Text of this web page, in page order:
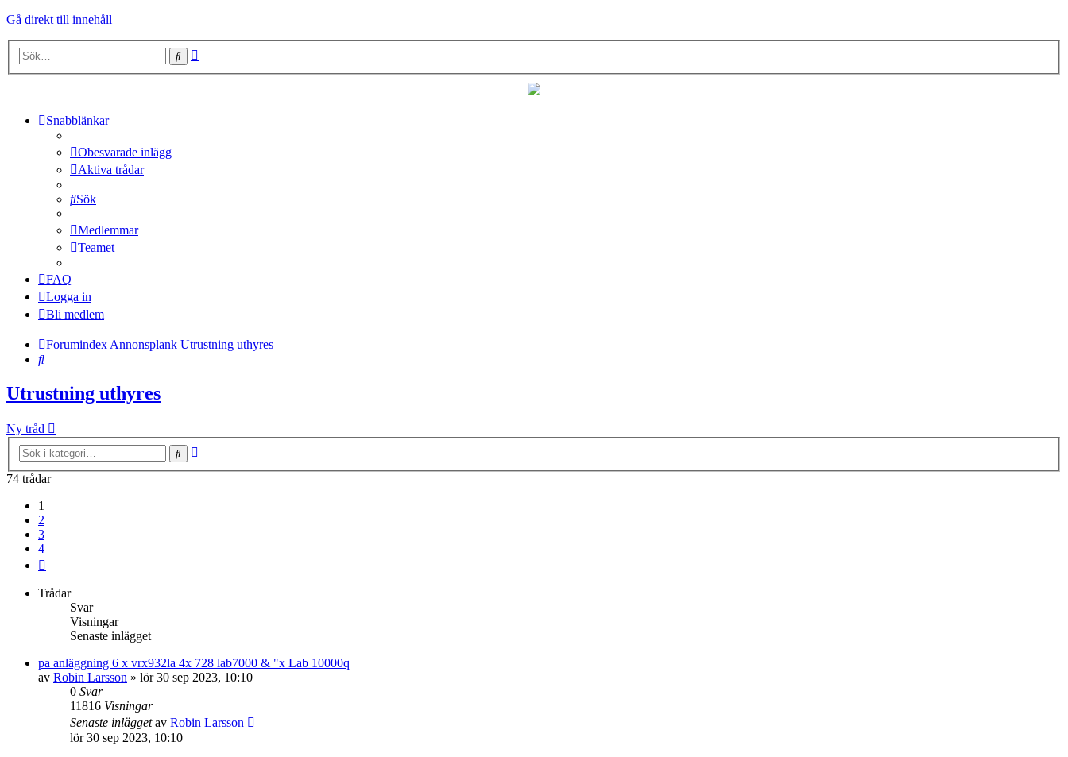
Gå direkt till innehåll
Sök
Snabblänkar
Obesvarade inlägg
Aktiva trådar
Sök
Medlemmar
Teamet
FAQ
Logga in
Bli medlem
Forumindex Annonsplank Utrustning uthyres
Sök
Utrustning uthyres
Ny tråd
Sök
74 trådar
1
2
3
4
Trådar
Svar
Visningar
Senaste inlägget
pa anläggning 6 x vrx932la 4x 728 lab7000 & "x Lab 10000q
av Robin Larsson » lör 30 sep 2023, 10:10
0 Svar
11816 Visningar
Senaste inläggetav Robin Larsson
lör 30 sep 2023, 10:10